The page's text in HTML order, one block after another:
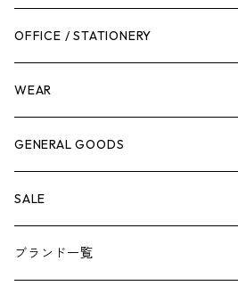
作業台
脚立
ケミカル
その他
ボディケア
ガーデンチェア
キャビネット・ツールハンガー
冬季用品
その他
バンジーバンド
ストレージボックス
クーラーボックス
ナイフ
メンテナンスグッズ
車内グッズ
車外グッズ
芳香剤
OFFICE / STATIONERY
WEAR
トップス
ボトムス
アンダーウェア
GENERAL GOODS
ウォレット
エアーフレッシュナー
SALE
ブランド一覧